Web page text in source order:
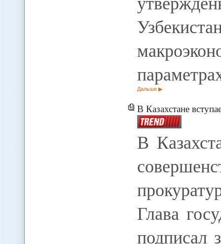
Дальше
В Казахстане вступает
В
Глава
подписал